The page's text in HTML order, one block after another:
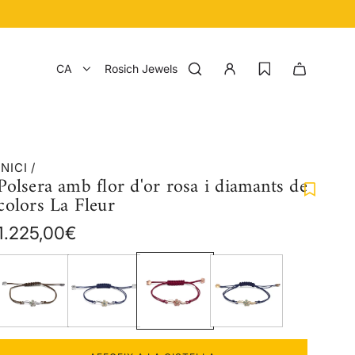
CA Rosich Jewels
/
amb flor d'or rosa i diamants de
La Fleur